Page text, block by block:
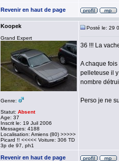
Revenir en haut de page
Koopek
Grand Expert
Genre:
Statut: Absent
Age: 37
Inscrit le: 19 Juil 2006
Messages: 4188
Localisation: Amiens (80) >>>>>
Picard !! <<<<< Voiture: 306 TD
3p de 97, ph1
Posté le: 29
36 !!! La
A chaque
pelleteuse il
nombre
Perso je ne
Revenir en haut de page